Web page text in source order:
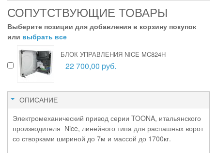
СОПУТСТВУЮЩИЕ ТОВАРЫ
Выберите позиции для добавления в корзину покупок
или выбрать все
БЛОК УПРАВЛЕНИЯ NICE MC824H
22 700,00 руб.
ОПИСАНИЕ
Электромеханический привод серии TOONA, итальянского
производителя Nice, линейного типа для распашных ворот
со створками шириной до 7м и массой до 1700кг.